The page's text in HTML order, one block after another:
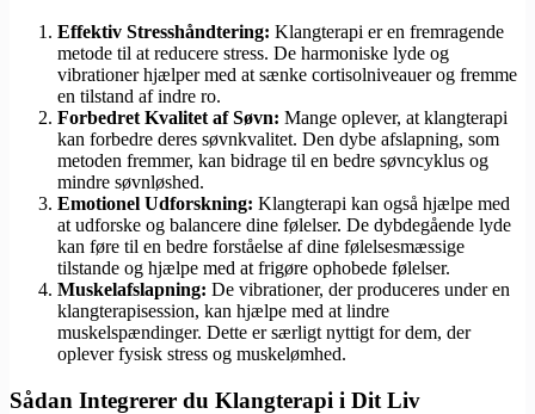
Effektiv Stresshåndtering: Klangterapi er en fremragende
metode til at reducere stress. De harmoniske lyde og
vibrationer hjælper med at sænke cortisolniveauer og fremme
en tilstand af indre ro.
Forbedret Kvalitet af Søvn: Mange oplever, at klangterapi
kan forbedre deres søvnkvalitet. Den dybe afslapning, som
metoden fremmer, kan bidrage til en bedre søvncyklus og
mindre søvnløshed.
Emotionel Udforskning: Klangterapi kan også hjælpe med
at udforske og balancere dine følelser. De dybdegående lyde
kan føre til en bedre forståelse af dine følelsesmæssige
tilstande og hjælpe med at frigøre ophobede følelser.
Muskelafslapning: De vibrationer, der produceres under en
klangterapisession, kan hjælpe med at lindre
muskelspændinger. Dette er særligt nyttigt for dem, der
oplever fysisk stress og muskelømhed.
Sådan Integrerer du Klangterapi i Dit Liv